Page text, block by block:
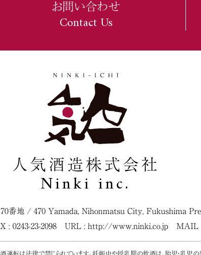
お問い合わせ
Contact Us
人気酒造株式会社
Ninki inc.
番地 / 470 Yamada, Nihonmatsu City, Fukushima
: 0243-23-2098 URL : http://www.ninki.co.jp MAIL